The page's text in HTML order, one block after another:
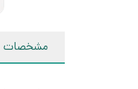
مشخصات